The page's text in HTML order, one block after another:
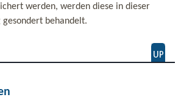
werden, werden diese in dieser
gesondert behandelt.